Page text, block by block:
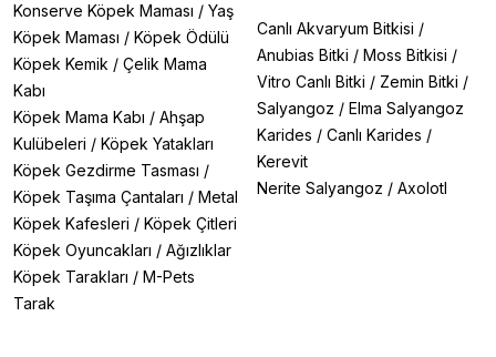
Sık Sorulan Sorular
Yaşlı köpek maması kaç yaşında verilmeli?
Küçük ırklar: 7-8 yaş
Orta ırklar: 6-7 yaş
Büyük ırklar: 5-6 yaş
En iyi yaşlı köpek maması hangisi?
Royal Canin ve Hills klinik deneyimli en güvenilir
markalardır.
Yaşlı köpeğim yemek yemiyor ne yapmalıyım?
Islak mama karıştırmayı deneyin
Veteriner kontrolü şart
Tüm mamalarımız orijinal ve son kullanma tarihi kontrol
edilerek gönderilir.
Konserve Köpek Maması / Yaş
Köpek Maması / Köpek Ödülü
Köpek Kemik / Çelik Mama
Kabı
Köpek Mama Kabı / Ahşap
Kulübeleri / Köpek Yatakları
Köpek Gezdirme Tasması /
Köpek Taşıma Çantaları / Metal
Köpek Kafesleri / Köpek Çitleri
Köpek Oyuncakları / Ağızlıklar
Köpek Tarakları / M-Pets
Tarak
Canlı Akvaryum Bitkisi /
Anubias Bitki / Moss Bitkisi /
Vitro Canlı Bitki / Zemin Bitki /
Salyangoz / Elma Salyangoz
Karides / Canlı Karides /
Kerevit
Nerite Salyangoz / Axolotl